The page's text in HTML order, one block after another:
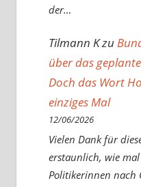
der…
Tilmann Kzu
über das
Doch das Wort
einziges Mal
12/06/2026
Vielen Dank für
erstaunlich, wie
Politikerinnen nach